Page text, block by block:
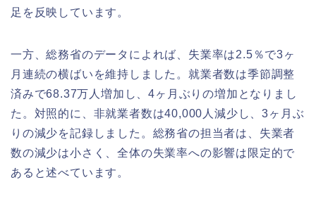
足を反映しています。
一方、総務省のデータによれば、失業率は2.5％で3ヶ
月連続の横ばいを維持しました。就業者数は季節調整
済みで68.37万人増加し、4ヶ月ぶりの増加となりまし
た。対照的に、非就業者数は40,000人減少し、3ヶ月ぶ
りの減少を記録しました。総務省の担当者は、失業者
数の減少は小さく、全体の失業率への影響は限定的で
あると述べています。